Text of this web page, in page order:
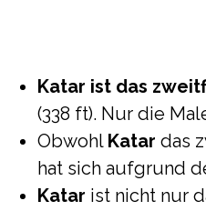
Katar ist das
(338 ft). Nur die
Obwohl Katar das
hat sich aufgrund
Katar ist nicht nur